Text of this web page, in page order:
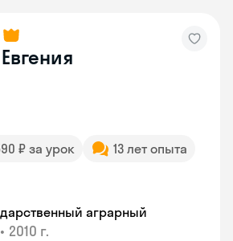
Евгения
₽ за урок
13 лет опыта
аграрный
• 2010 г.